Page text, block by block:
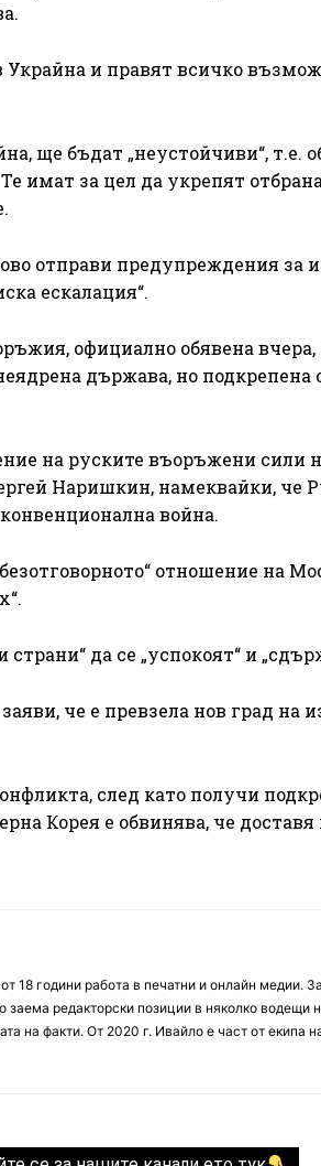
и правят всичко
ще бъдат „неустойчиви“, т.е.
имат за цел да укрепят
отправи предупреждения за
ескалация“.
официално обявена
държава, но подкрепена
на руските въоръжени сили
Наришкин, намеквайки, че
война.
отношение на
да се „успокоят“ и
че е превзела нов град на
след като получи
Корея е обвинява, че
18 години работа в печатни и онлайн медии.
заема редакторски позиции в няколко водещи
на факти. От 2020 г. Ивайло е част от екипа